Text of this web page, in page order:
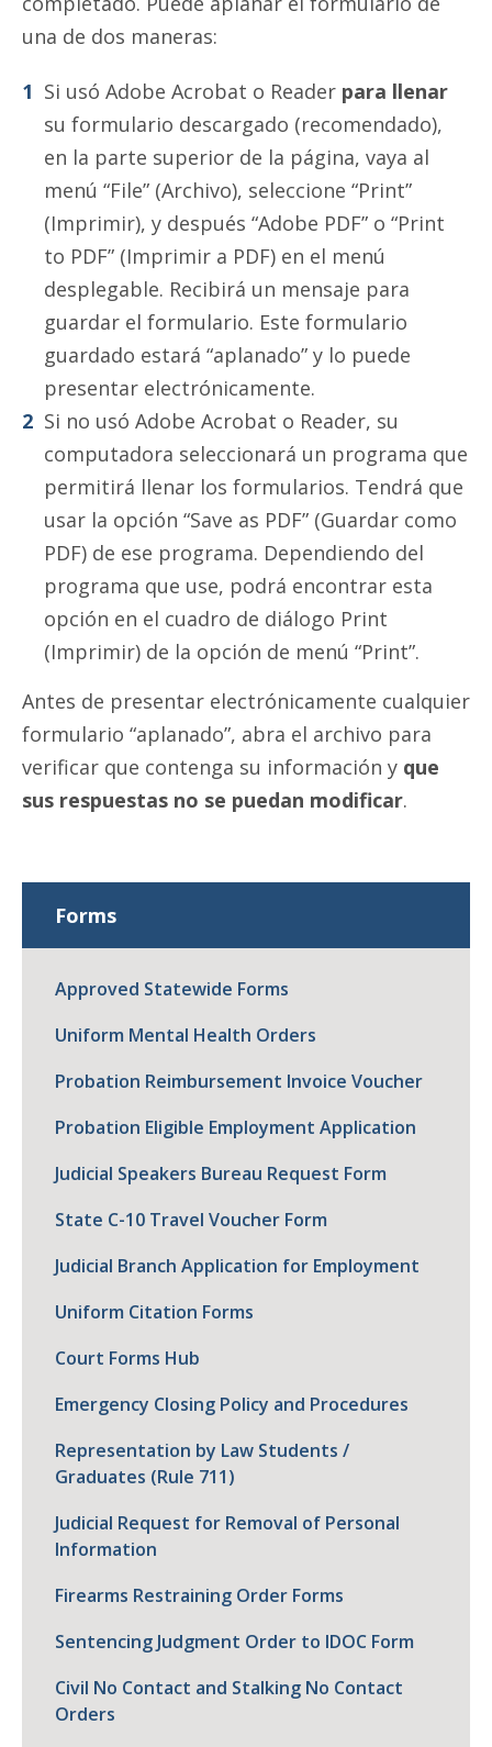
una de dos maneras:
Si usó Adobe Acrobat o Reader para llenar
su formulario descargado (recomendado),
en la parte superior de la página, vaya al
menú “File” (Archivo), seleccione “Print”
(Imprimir), y después “Adobe PDF” o “Print
to PDF” (Imprimir a PDF) en el menú
desplegable. Recibirá un mensaje para
guardar el formulario. Este formulario
guardado estará “aplanado” y lo puede
presentar electrónicamente.
Si no usó Adobe Acrobat o Reader, su
computadora seleccionará un programa que
permitirá llenar los formularios. Tendrá que
usar la opción “Save as PDF” (Guardar como
PDF) de ese programa. Dependiendo del
programa que use, podrá encontrar esta
opción en el cuadro de diálogo Print
(Imprimir) de la opción de menú “Print”.
Antes de presentar electrónicamente cualquier
formulario “aplanado”, abra el archivo para
verificar que contenga su información y que
sus respuestas no se puedan modificar.
Forms
Approved Statewide Forms
Uniform Mental Health Orders
Probation Reimbursement Invoice Voucher
Probation Eligible Employment Application
Judicial Speakers Bureau Request Form
State C-10 Travel Voucher Form
Judicial Branch Application for Employment
Uniform Citation Forms
Court Forms Hub
Emergency Closing Policy and Procedures
Representation by Law Students /
Graduates (Rule 711)
Judicial Request for Removal of Personal
Information
Firearms Restraining Order Forms
Sentencing Judgment Order to IDOC Form
Civil No Contact and Stalking No Contact
Orders